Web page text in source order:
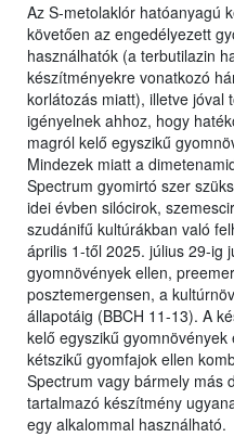
Az S-metolaklór hatóanyagú
követően az engedélyezett
használhatók (a terbutilazin
készítményekre vonatkozó
korlátozás miatt), illetve jóval
igényelnek ahhoz, hogy
magról kelő egyszikű
Mindezek miatt a
Spectrum gyomirtó szer
idei évben silócirok,
szudánifű kultúrákban való
április 1-től 2025. július 29-ig
gyomnövények ellen,
posztemergensen, a
állapotáig (BBCH 11-13). A
kelő egyszikű
kétszikű gyomfajok ellen
Spectrum vagy bármely más
tartalmazó készítmény
egy alkalommal használható.